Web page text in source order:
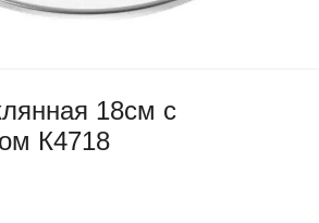
18см с
К4718